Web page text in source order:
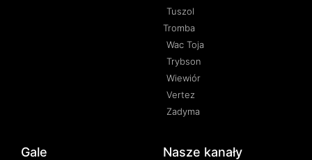
Tuszol
Tromba
Wac Toja
Trybson
Wiewiór
Vertez
Zadyma
Gale Nasze kanały